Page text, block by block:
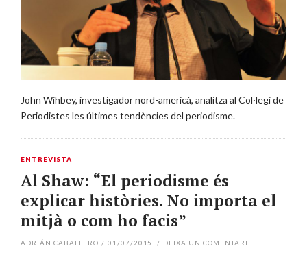
John Wihbey, investigador nord-americà, analitza al Col·legi de
Periodistes les últimes tendències del periodisme.
ENTREVISTA
Al Shaw: “El periodisme és
explicar històries. No importa el
mitjà o com ho facis”
ADRIÁN CABALLERO / 01/07/2015 / DEIXA UN COMENTARI